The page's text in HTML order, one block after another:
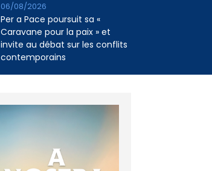
Per a Pace poursuit sa «
Caravane pour la paix » et
invite au débat sur les conflits
contemporains
06/08/2026